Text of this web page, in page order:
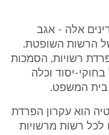
אלה - אגב
הרשות השופטת.
רשויות, הסמכות
יסוד וכלה
בית המשפט.
הוא עקרון הפרדת
לכל רשות מרשויות